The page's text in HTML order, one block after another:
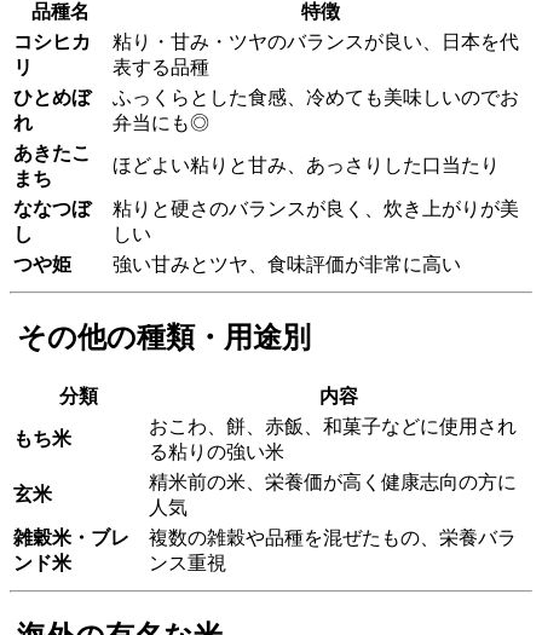
品種名
特徴
コシヒカ
リ
粘り・甘み・ツヤのバランスが良い、日本を代
表する品種
ひとめぼ
れ
ふっくらとした食感、冷めても美味しいのでお
弁当にも◎
あきたこ
まち
ほどよい粘りと甘み、あっさりした口当たり
ななつぼ
し
粘りと硬さのバランスが良く、炊き上がりが美
しい
つや姫
強い甘みとツヤ、食味評価が非常に高い
その他の種類・用途別
分類 内容
もち米
おこわ、餅、赤飯、和菓子などに使用され
る粘りの強い米
玄米
精米前の米、栄養価が高く健康志向の方に
人気
雑穀米・ブレ
ンド米
複数の雑穀や品種を混ぜたもの、栄養バラ
ンス重視